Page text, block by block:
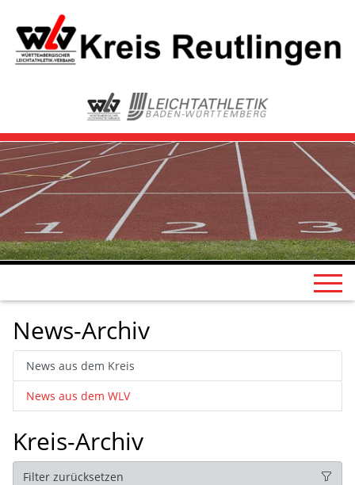
News-Archiv
News aus dem Kreis
News aus dem WLV
Kreis-Archiv
Filter zurücksetzen